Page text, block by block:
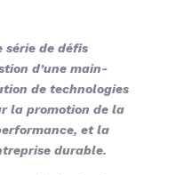
de défis
d’une main-
de technologies
la promotion de la
et la
durable.